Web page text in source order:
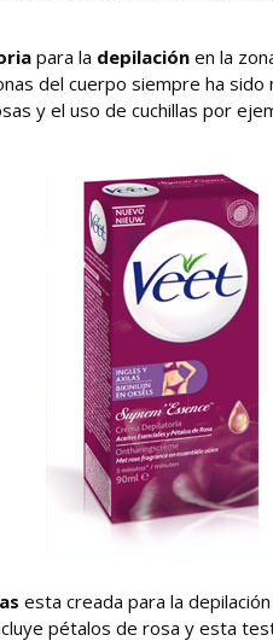
para la depilación en la
del cuerpo siempre ha
y el uso de cuchillas por
esta creada para la
pétalos de rosa y esta